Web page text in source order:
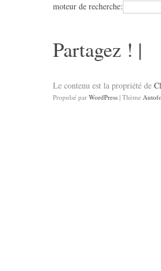
moteur de recherche:
Partagez ! |
Le contenu est la propriété de
Propulsé par WordPress | Thème